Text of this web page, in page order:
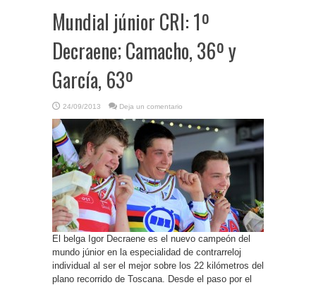
Mundial júnior CRI: 1º
Decraene; Camacho, 36º y
García, 63º
24/09/2013 Deja un comentario
El belga Igor Decraene es el nuevo campeón del
mundo júnior en la especialidad de contrarreloj
individual al ser el mejor sobre los 22 kilómetros del
plano recorrido de Toscana. Desde el paso por el